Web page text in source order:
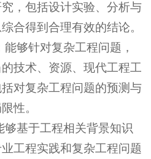
，包括设计实验、分析与
合得到合理有效的结论。
够针对复杂工程问题，
技术、资源、现代工程工
对复杂工程问题的预测与
性。
够基于工程相关背景知识
工程实践和复杂工程问题